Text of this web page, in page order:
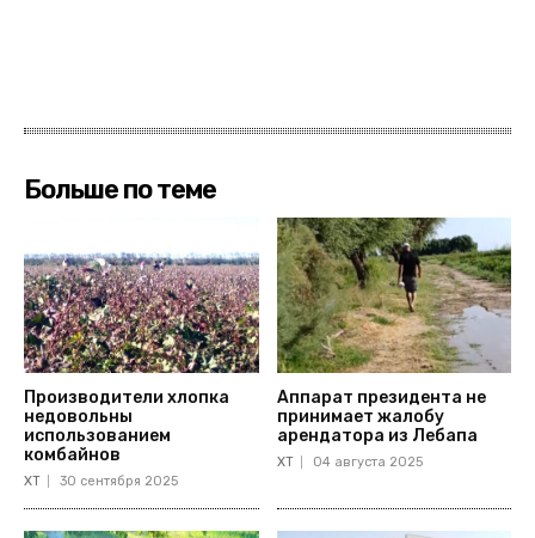
Больше по теме
Производители хлопка
недовольны
использованием
комбайнов
ХТ 30 сентября 2025
Аппарат президента не
принимает жалобу
арендатора из Лебапа
ХТ 04 августа 2025